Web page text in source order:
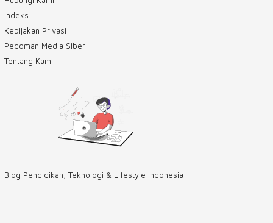
Indeks
Kebijakan Privasi
Pedoman Media Siber
Tentang Kami
Blog Pendidikan, Teknologi & Lifestyle Indonesia